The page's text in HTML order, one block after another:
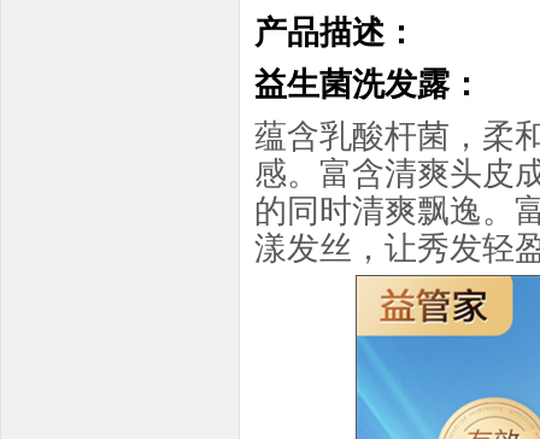
产品描述：
益生菌洗发露：
蕴含乳酸杆菌，柔
感。富含清爽头皮
的同时清爽飘逸。
漾发丝，让秀发轻